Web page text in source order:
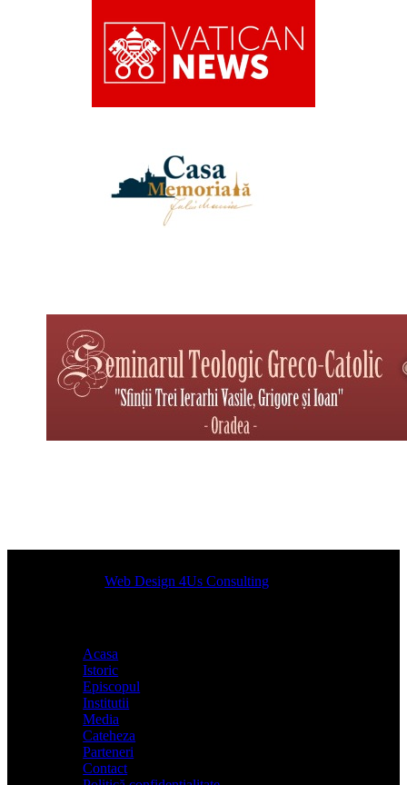
Designed byWeb Design 4Us Consulting
Acasa
Istoric
Episcopul
Institutii
Media
Cateheza
Parteneri
Contact